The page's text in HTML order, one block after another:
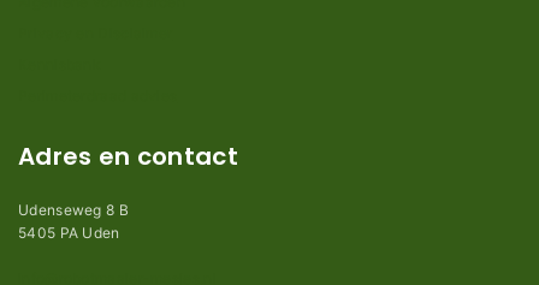
Adres en contact
Udenseweg 8 B
5405 PA Uden